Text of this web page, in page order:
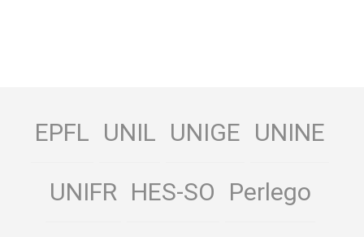
EPFL UNIL UNIGE UNINE
UNIFR HES-SO Perlego